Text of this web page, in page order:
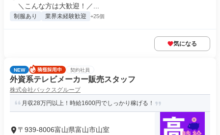
＼こんな方は大歓迎！／...
制服あり 業界未経験歓迎 +25個
気になる
NEW 契約社員
外資系テレビメーカー販売スタッフ
株式会社バックスグループ
月収28万円以上！時給1600円でしっかり稼げる！
〒939-8006富山県富山市山室